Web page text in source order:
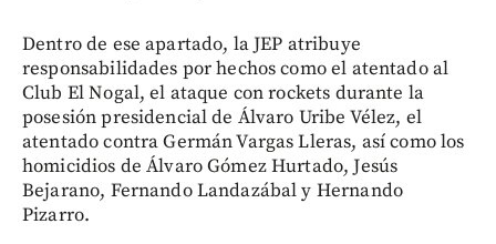
Dentro de ese apartado, la JEP atribuye
responsabilidades por hechos como el atentado al
Club El Nogal, el ataque con rockets durante la
posesión presidencial de Álvaro Uribe Vélez, el
atentado contra Germán Vargas Lleras, así como los
homicidios de Álvaro Gómez Hurtado, Jesús
Bejarano, Fernando Landazábal y Hernando
Pizarro.